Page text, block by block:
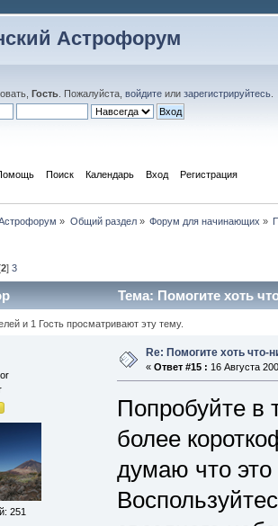
Астрофорум
Гость . Пожалуйста, войдите или зарегистрируйтесь
Поиск Календарь Вход Регистрация
» Общий раздел» Форум для начинающих »
2]3
Тема: Помогите хоть
и 1 Гость просматривают эту тему.
251
Re: Помогите хоть что-
« Ответ #15 : 16 Августа
Попробуйте в
более
думаю что